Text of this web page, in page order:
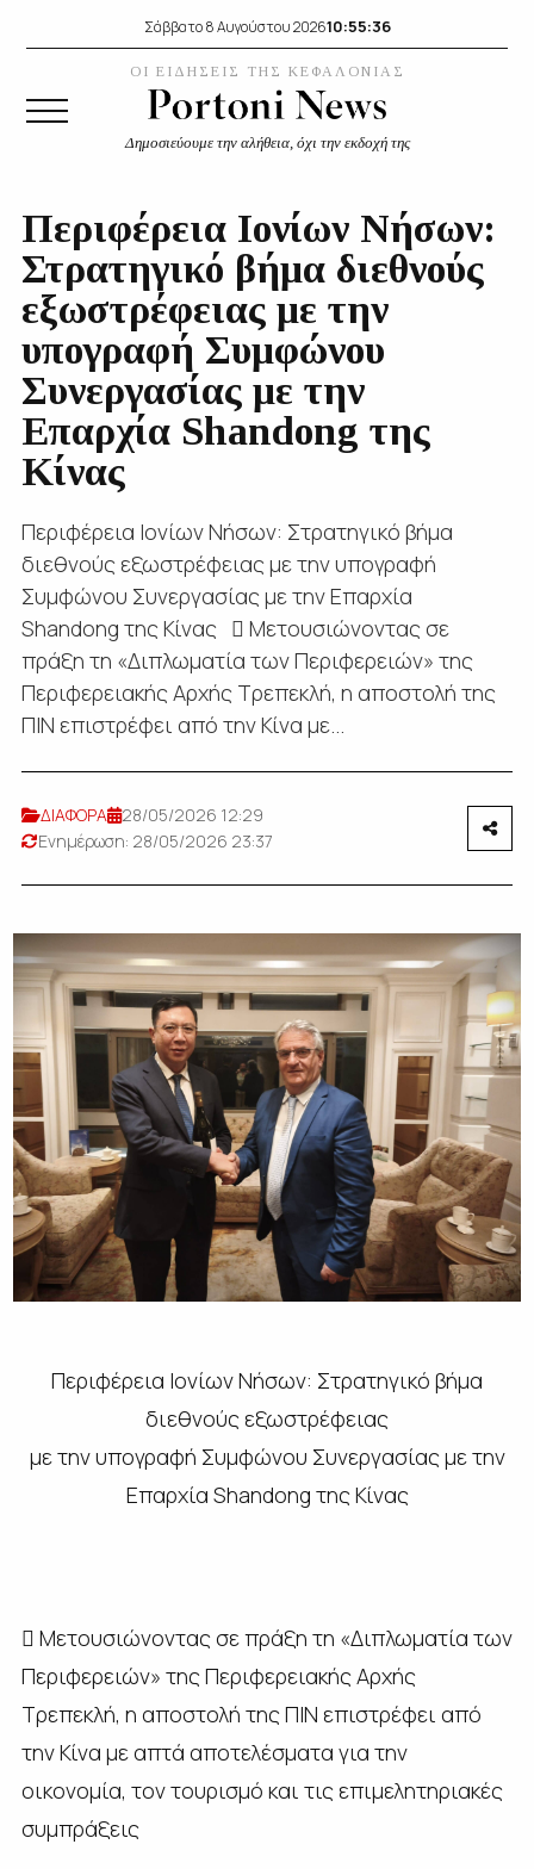
Σάββατο 8 Αυγούστου 202610:55:37
ΟΙ ΕΙΔΗΣΕΙΣ ΤΗΣ ΚΕΦΑΛΟΝΙΑΣ
Δημοσιεύουμε την αλήθεια, όχι την εκδοχή της
Περιφέρεια Ιονίων Νήσων:
Στρατηγικό βήμα διεθνούς
εξωστρέφειας με την
υπογραφή Συμφώνου
Συνεργασίας με την
Επαρχία Shandong της
Κίνας
Περιφέρεια Ιονίων Νήσων: Στρατηγικό βήμα
διεθνούς εξωστρέφειας με την υπογραφή
Συμφώνου Συνεργασίας με την Επαρχία
Shandong της Κίνας  Μετουσιώνοντας σε
πράξη τη «Διπλωματία των Περιφερειών» της
Περιφερειακής Αρχής Τρεπεκλή, η αποστολή της
ΠΙΝ επιστρέφει από την Κίνα με...
ΔΙΑΦΟΡΑ
28/05/2026 12:29
Ενημέρωση: 28/05/2026 23:37
Περιφέρεια Ιονίων Νήσων: Στρατηγικό βήμα
διεθνούς εξωστρέφειας
με την υπογραφή Συμφώνου Συνεργασίας με την
Επαρχία Shandong της Κίνας
 Μετουσιώνοντας σε πράξη τη «Διπλωματία των
Περιφερειών» της Περιφερειακής Αρχής
Τρεπεκλή, η αποστολή της ΠΙΝ επιστρέφει από
την Κίνα με απτά αποτελέσματα για την
οικονομία, τον τουρισμό και τις επιμελητηριακές
συμπράξεις